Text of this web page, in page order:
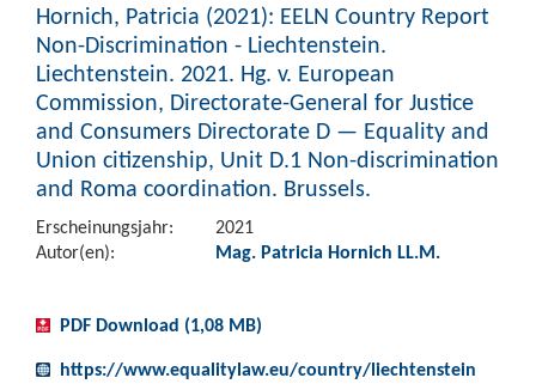
Hornich, Patricia (2021): EELN Country Report
Non-Discrimination - Liechtenstein.
Liechtenstein. 2021. Hg. v. European
Commission, Directorate-General for Justice
and Consumers Directorate D — Equality and
Union citizenship, Unit D.1 Non-discrimination
and Roma coordination. Brussels.
Erscheinungsjahr:
2021
Autor(en):
Mag. Patricia Hornich LL.M.
PDF Download (1,08 MB)
https://www.equalitylaw.eu/country/liechtenstein